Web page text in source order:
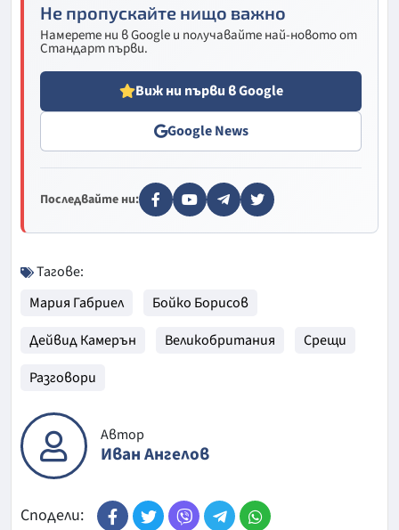
Не пропускайте нищо важно
Намерете ни в Google и получавайте най-новото от
Стандарт първи.
Виж ни първи в Google
Google News
Последвайте ни:
Тагове:
Мария Габриел
Бойко Борисов
Дейвид Камерън
Великобритания
Срещи
Разговори
Автор
Иван Ангелов
Сподели: